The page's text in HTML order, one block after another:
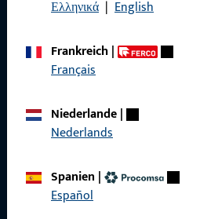
Ελληνικά | English
Frankreich|
Français
Niederlande|
Nederlands
Spanien |
Español
Karriere